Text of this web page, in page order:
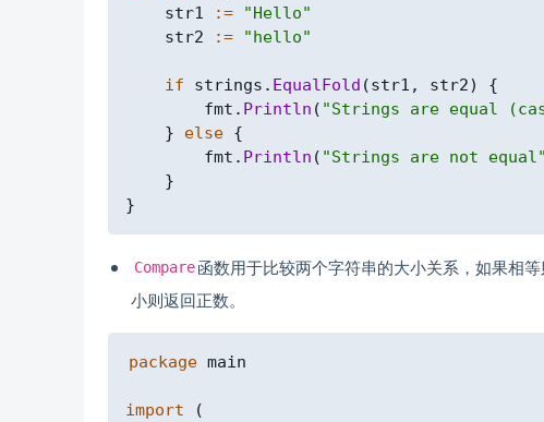
    str1
:=
"Hello"
    str2
:= "hello"
if strings . EqualFold (str1 , str2)
{
        fmt
. Println ( "Strings are equal
}
else {
        fmt
. Println ( "Strings are not equal"
}
}
Compare 函数用于比较两个字符串的大小关系，如果相
小则返回正数。
package main
import
(